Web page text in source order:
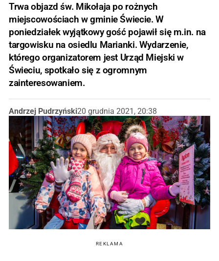
Trwa objazd św. Mikołaja po rożnych
miejscowościach w gminie Świecie. W
poniedziałek wyjątkowy gość pojawił się m.in. na
targowisku na osiedlu Marianki. Wydarzenie,
którego organizatorem jest Urząd Miejski w
Świeciu, spotkało się z ogromnym
zainteresowaniem.
Andrzej Pudrzyński20 grudnia 2021, 20:38
REKLAMA